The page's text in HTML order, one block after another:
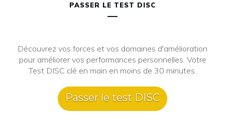
PASSER LE TEST DISC
Découvrez vos forces et vos domaines d'amélioration
pour améliorer vos performances personnelles. Votre
Test DISC clé en main en moins de 30 minutes.
Passer le test DISC